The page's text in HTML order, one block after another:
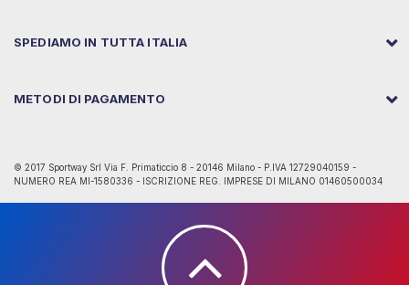
SPEDIAMO IN TUTTA ITALIA
METODI DI PAGAMENTO
© 2017 Sportway Srl Via F. Primaticcio 8 - 20146 Milano - P.IVA 12729040159 -
NUMERO REA MI-1580336 - ISCRIZIONE REG. IMPRESE DI MILANO 01460500034